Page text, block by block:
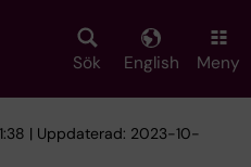
Sök English Meny
| Uppdaterad: 2023-10-